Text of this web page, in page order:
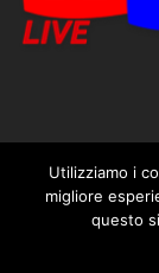
Nocera Inferiore n.913/
Utilizziamo i
migliore
questo